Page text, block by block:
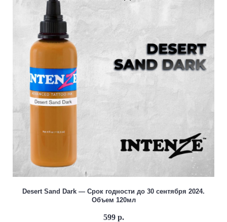
Desert Sand Dark — Срок годности до 30 сентября 2024.
Объем 120мл
599 р.